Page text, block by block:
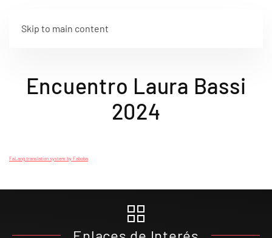
Skip to main content
Encuentro Laura Bassi
2024
FaLang translation system by Faboba